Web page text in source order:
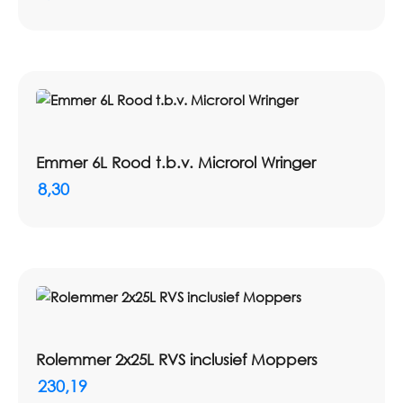
Emmer 6L Rood t.b.v. Microrol Wringer
8,30
Rolemmer 2x25L RVS inclusief Moppers
230,19